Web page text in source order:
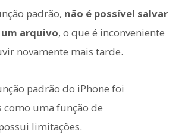
padrão, não é possível salvar
arquivo, o que é inconveniente
novamente mais tarde.
padrão do iPhone foi
como uma função de
limitações.